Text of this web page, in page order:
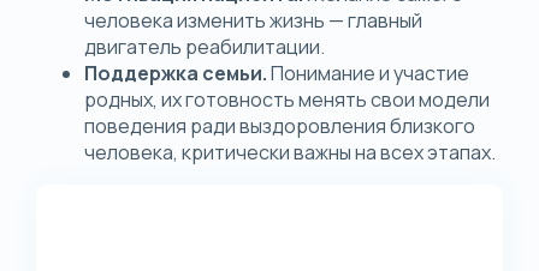
человека изменить жизнь — главный
двигатель реабилитации.
Поддержка семьи.Понимание и участие
родных, их готовность менять свои модели
поведения ради выздоровления близкого
человека, критически важны на всех этапах.